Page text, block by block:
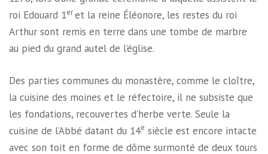
roi Edouard 1eret la reine Éléonore, les restes du roi
Arthur sont remis en terre dans une tombe de marbre
au pied du grand autel de l’église.
Des parties communes du monastère, comme le cloître,
la cuisine des moines et le réfectoire, il ne subsiste que
les fondations, recouvertes d’herbe verte. Seule la
cuisine de l’Abbé datant du 14e siècle est encore intacte
avec son toit en forme de dôme surmonté de deux tours